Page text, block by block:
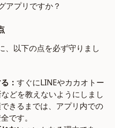
アプリですか？
、以下の点を必ず守りまし
： すぐにLINEやカカオトー
どを教えないようにしまし
きるまでは、アプリ内での
です。